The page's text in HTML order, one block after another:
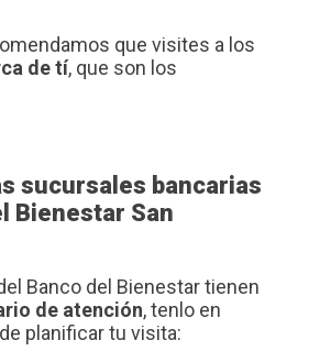
que visites a los
de tí, que son los
sucursales bancarias
Bienestar San
Banco del Bienestar tienen
de atención, tenlo en
planificar tu visita: